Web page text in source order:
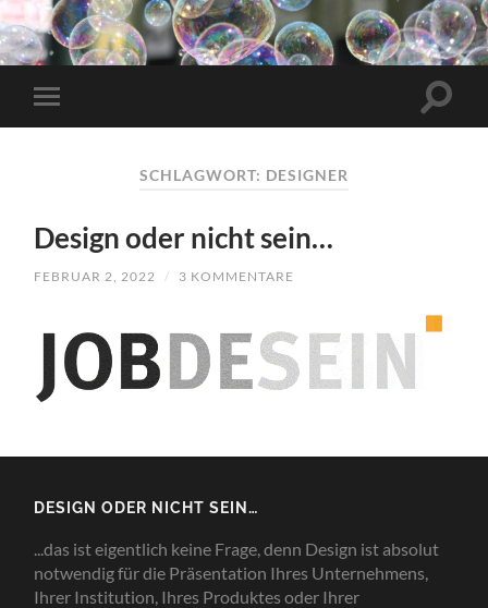
SCHLAGWORT: DESIGNER
Design oder nicht sein…
FEBRUAR 2, 2022 / 3 KOMMENTARE
DESIGN ODER NICHT SEIN…
...das ist eigentlich keine Frage, denn Design ist absolut
notwendig für die Präsentation Ihres Unternehmens,
Ihrer Institution, Ihres Produktes oder Ihrer